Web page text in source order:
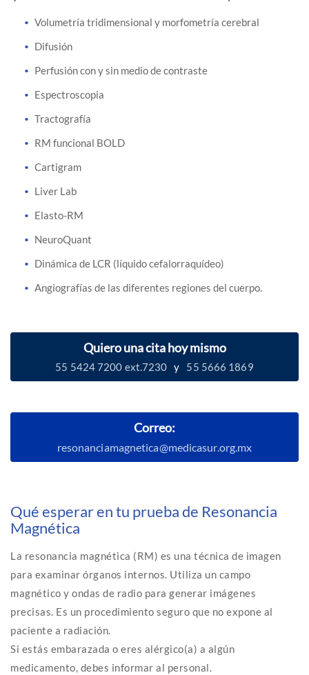
Volumetría tridimensional y morfometría cerebral
Difusión
Perfusión con y sin medio de contraste
Espectroscopia
Tractografía
RM funcional BOLD
Cartigram
Liver Lab
Elasto-RM
NeuroQuant
Dinámica de LCR (líquido cefalorraquídeo)
Angiografías de las diferentes regiones del cuerpo.
Quiero una cita hoy mismo
55 5424 7200 ext.7230 y 55 5666 1869
Correo:
resonanciamagnetica@medicasur.org.mx
Qué esperar en tu prueba de Resonancia
Magnética
La resonancia magnética (RM) es una técnica de imagen
para examinar órganos internos. Utiliza un campo
magnético y ondas de radio para generar imágenes
precisas. Es un procedimiento seguro que no expone al
paciente a radiación.
Si estás embarazada o eres alérgico(a) a algún
medicamento, debes informar al personal.